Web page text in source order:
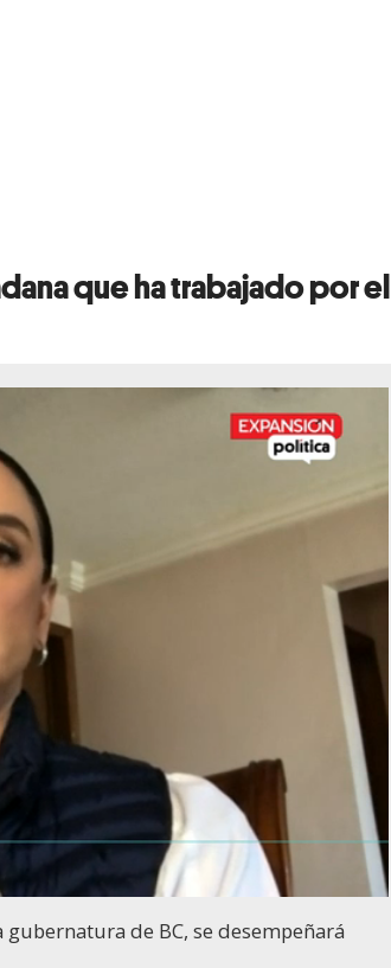
que ha trabajado por el
de BC, se desempeñará